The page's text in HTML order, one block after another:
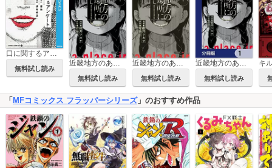
無料試し読み
近畿地方のある場所について
無料試し読み
近畿地方のある場所について 【タテスク】
無料試し読み
近畿地方のある場所について【分冊版】
無料試し読み
「 MFコミックス フラッパーシリーズ」のおすすめ作品